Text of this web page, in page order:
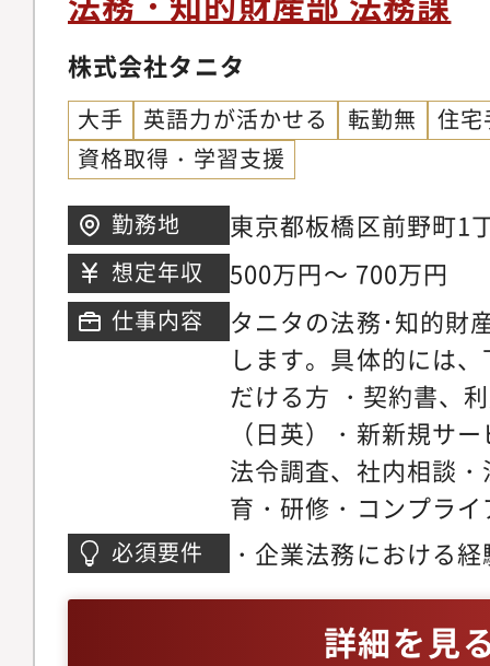
を設定し、法務部員
化するなど、法務部
リューを評価する環
資質】■リスク発見力
約条件の設計や法的
関わり、的確な問題
感力当社の事業領域
ションに共感して主
の計12名。うち弁護
大学院出身者も多数
ニケーションを取り
り組んでいます。
株式会社タニタ
大手 英語力が活かせる 転勤無
住
資格取得・学習支援
勤務地 東京都板橋区前野町1
想定年収 500万円～ 700万円
仕事内容
タニタの法務･知的財
します。具体的には
だける方 ・契約書、利用規約等の作成・審査
（日英）・新新規サ
法令調査、社内相談
育・研修・コンプラ
築・社内規程の作成
必須要件
・企業法務における
詳細を見